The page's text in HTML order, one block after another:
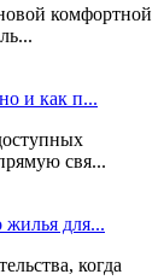
комфортной
и как п...
свя...
жилья для...
когда